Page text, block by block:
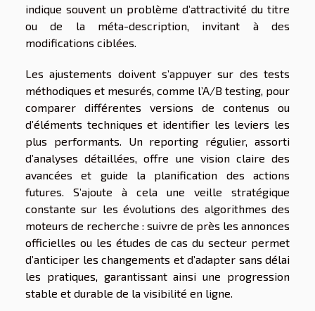
indique souvent un problème d’attractivité du titre
ou de la méta-description, invitant à des
modifications ciblées.
Les ajustements doivent s’appuyer sur des tests
méthodiques et mesurés, comme l’A/B testing, pour
comparer différentes versions de contenus ou
d’éléments techniques et identifier les leviers les
plus performants. Un reporting régulier, assorti
d’analyses détaillées, offre une vision claire des
avancées et guide la planification des actions
futures. S’ajoute à cela une veille stratégique
constante sur les évolutions des algorithmes des
moteurs de recherche : suivre de près les annonces
officielles ou les études de cas du secteur permet
d’anticiper les changements et d’adapter sans délai
les pratiques, garantissant ainsi une progression
stable et durable de la visibilité en ligne.